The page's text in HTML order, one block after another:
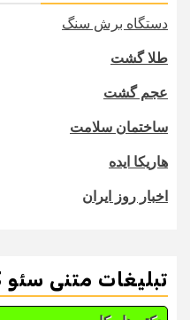
دستگاه برش سنگ
طلا گشت
عجم گشت
ساختمان سلامت
هاریکا ایده
اخبار روز ایران
تبلیغات متنی سئو